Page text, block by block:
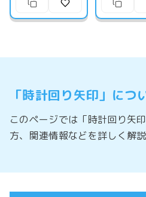
「時計回り矢印」につ
このページでは「時計回り矢
方、関連情報などを詳しく解説